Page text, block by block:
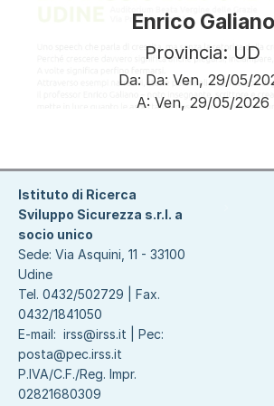
Enrico Galiano
Provincia: UD
Da: Da: Ven, 29/05/
A: Ven, 29/05/2026
Istituto di Ricerca
Sviluppo Sicurezza s.r.l. a
socio unico
Sede: Via Asquini, 11 - 33100
Udine
Tel. 0432/502729 | Fax.
0432/1841050
E-mail: irss@irss.it | Pec:
posta@pec.irss.it
P.IVA/C.F./Reg. Impr.
02821680309